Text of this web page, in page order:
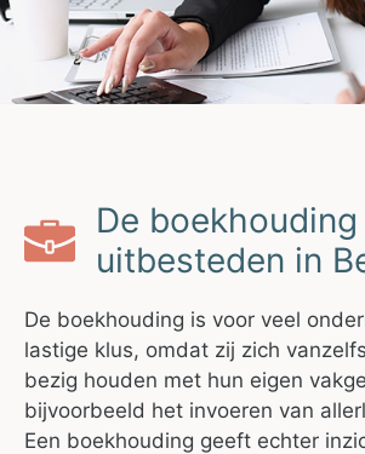
De boekhouding
uitbesteden in
De boekhouding is voor veel
lastige klus, omdat zij zich
bezig houden met hun eigen
bijvoorbeeld het invoeren van
Een boekhouding geeft echter